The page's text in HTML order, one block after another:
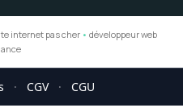
internet pas cher • développeur web
· CGV · CGU